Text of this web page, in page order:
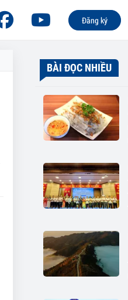
Đăng ký
BÀI ĐỌC NHIỀU